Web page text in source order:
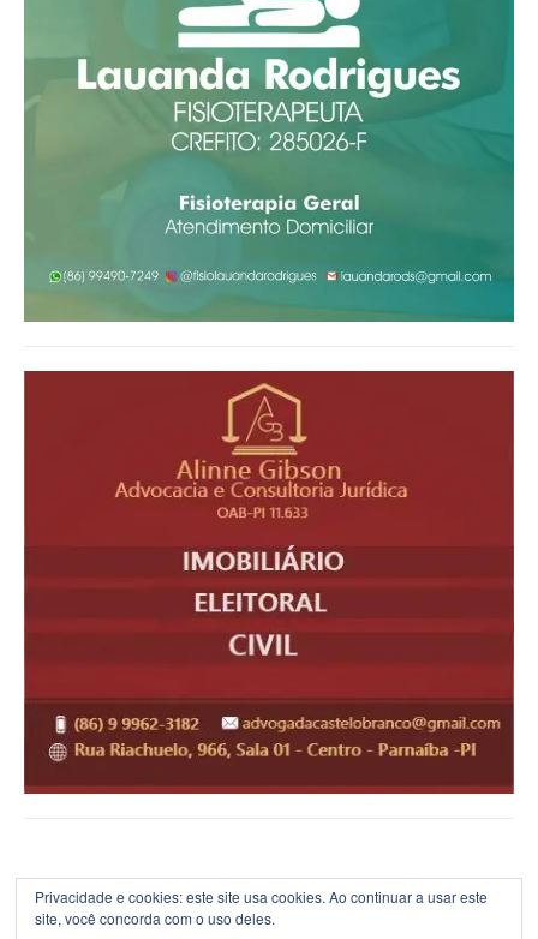
Privacidade e cookies: este site usa cookies. Ao continuar a usar este
site, você concorda com o uso deles.